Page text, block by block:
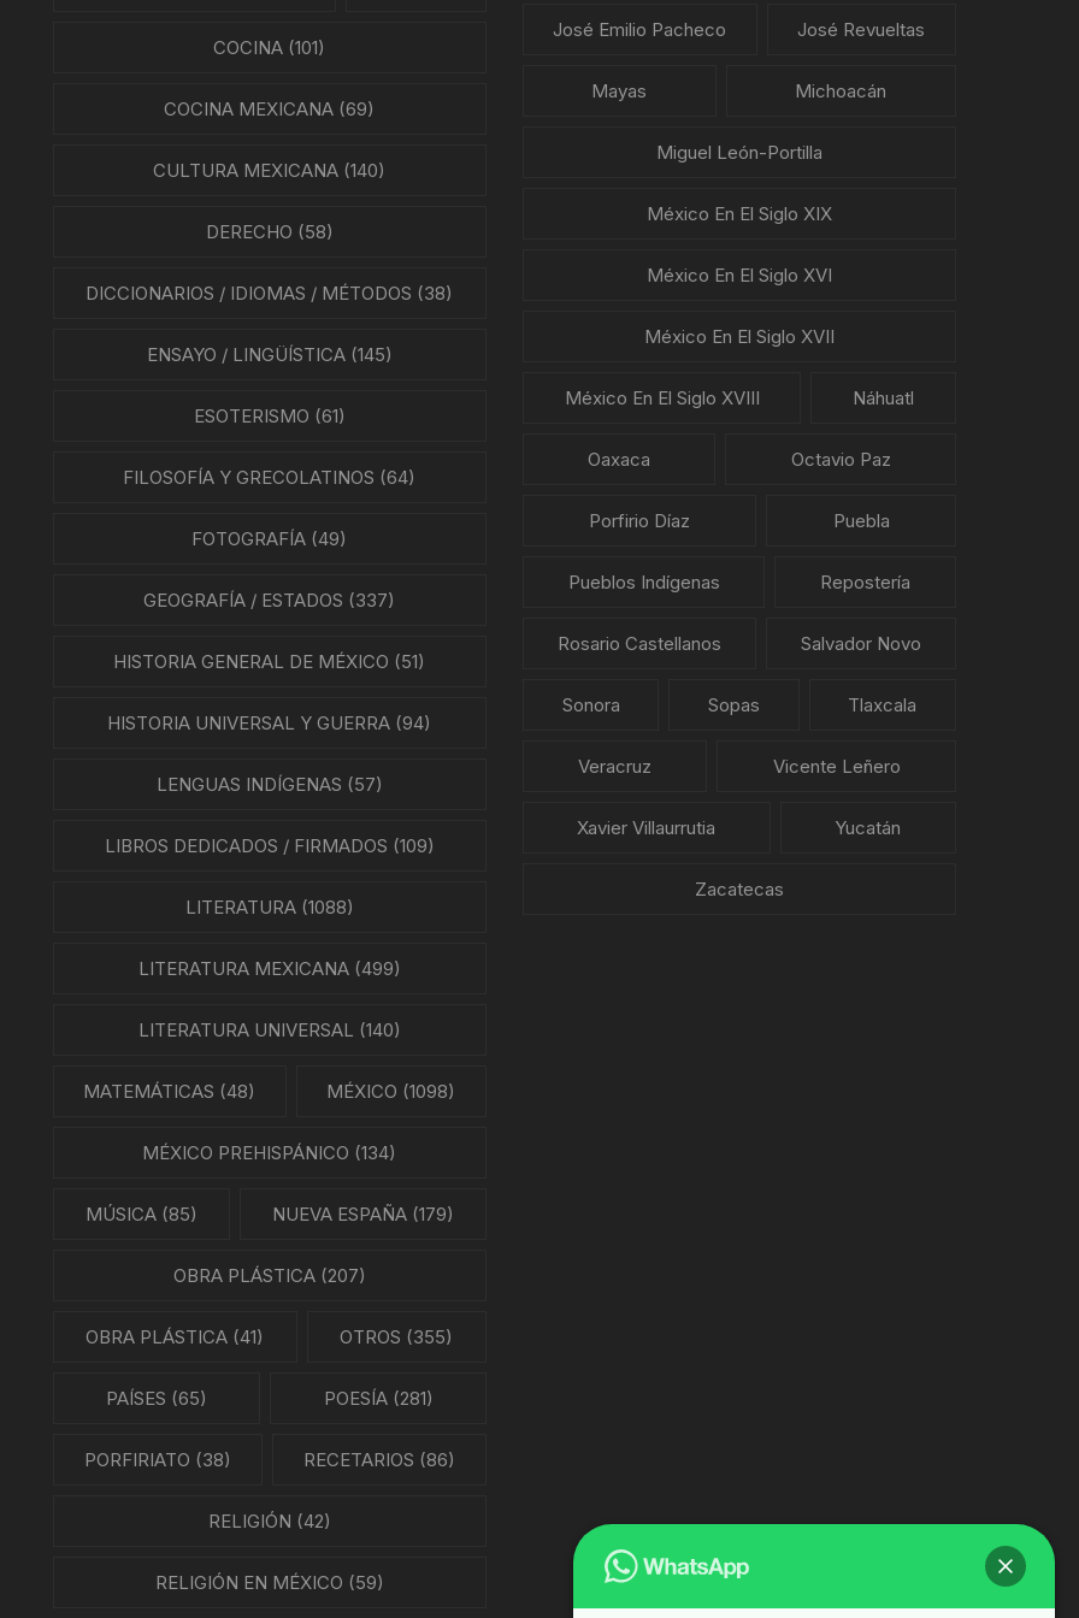
PESCA Y GANADERÍA
COCINA (101)
COCINA MEXICANA (69)
CULTURA MEXICANA (140)
DERECHO (58)
DICCIONARIOS / IDIOMAS / MÉTODOS (38)
ENSAYO / LINGÜÍSTICA(145)
ESOTERISMO (61)
FILOSOFÍA Y GRECOLATINOS (64)
FOTOGRAFÍA (49)
GEOGRAFÍA / ESTADOS (337)
HISTORIA GENERAL DE MÉXICO (51)
HISTORIA UNIVERSAL Y GUERRA (94)
LENGUAS INDÍGENAS (57)
LIBROS DEDICADOS / FIRMADOS (109)
LITERATURA(1088)
LITERATURA MEXICANA(499)
LITERATURA UNIVERSAL (140)
MATEMÁTICAS (48) MÉXICO (1098)
MÉXICO PREHISPÁNICO (134)
MÚSICA(85) NUEVA ESPAÑA(179)
OBRA PLÁSTICA(207)
OBRA PLÁSTICA (41) OTROS (355)
PAÍSES (65) POESÍA(281)
PORFIRIATO (38) RECETARIOS (86)
RELIGIÓN (42)
RELIGIÓN EN MÉXICO (59)
José Emilio Pacheco José Revueltas
Mayas Michoacán
Miguel León-Portilla
México En El Siglo XIX
México En El Siglo XVI
México En El Siglo XVII
México En El Siglo XVIII Náhuatl
Oaxaca Octavio Paz
Porfirio Díaz Puebla
Pueblos Indígenas Repostería
Rosario Castellanos Salvador Novo
Sonora Sopas Tlaxcala
Veracruz Vicente Leñero
Xavier Villaurrutia Yucatán
Zacatecas